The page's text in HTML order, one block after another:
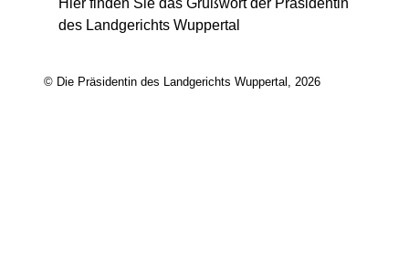
Hier finden Sie das Grußwort der Präsidentin
des Landgerichts Wuppertal
© Die Präsidentin des Landgerichts Wuppertal, 2026